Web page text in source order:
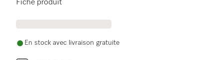
Fiche produit
En stock avec livraison gratuite